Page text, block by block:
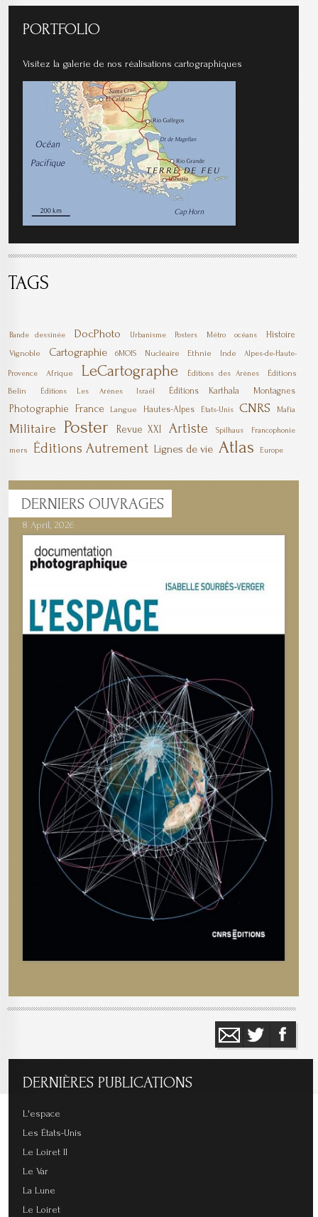
PORTFOLIO
Visitez la galerie de nos réalisations cartographiques
TAGS
Bande dessinée DocPhoto Urbanisme Posters Métro océans Histoire
Vignoble Cartographie 6MOIS Nucléaire Ethnie Inde Alpes-de-Haute-
Provence Afrique LeCartographe Éditions des Arènes
Éditions
Belin
Éditions Les Arènes Israël Éditions Karthala Montagnes
Photographie France Langue Hautes-Alpes États-Unis CNRS Mafia
Militaire Poster Revue XXI Artiste Spilhaus Francophonie
mers Éditions Autrement Lignes de vie Atlas Europe
DERNIERS OUVRAGES
8 April, 2026
7 April, 2026
1 March, 2026
23 December, 2025
9 December, 2025
6 October, 2025
5 April, 2025
17 March, 2025
11 January, 2025
10 January, 2025
DERNIÈRES PUBLICATIONS
L'espace
Les États-Unis
Le Loiret II
Le Var
La Lune
Le Loiret